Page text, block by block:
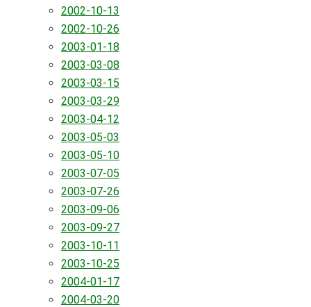
2002-10-13
2002-10-26
2003-01-18
2003-03-08
2003-03-15
2003-03-29
2003-04-12
2003-05-03
2003-05-10
2003-07-05
2003-07-26
2003-09-06
2003-09-27
2003-10-11
2003-10-25
2004-01-17
2004-03-20